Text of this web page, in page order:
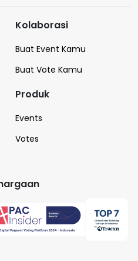
Kolaborasi
Buat Event Kamu
Buat Vote Kamu
Produk
Events
Votes